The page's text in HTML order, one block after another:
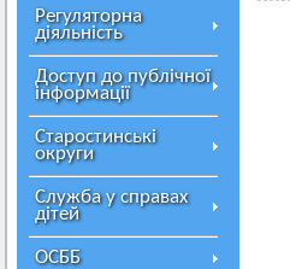
Регуляторна
діяльність
Доступ до публічної
інформації
Старостинські
округи
Служба у справах
дітей
ОСББ